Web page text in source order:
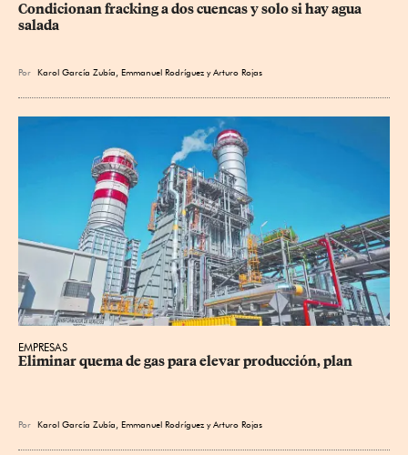
Condicionan fracking a dos cuencas y solo si hay agua
salada
Por Karol García Zubía, Emmanuel Rodríguez yArturo Rojas
EMPRESAS
Eliminar quema de gas para elevar producción, plan
Por Karol García Zubía Emmanuel Rodríguez yArturo Rojas